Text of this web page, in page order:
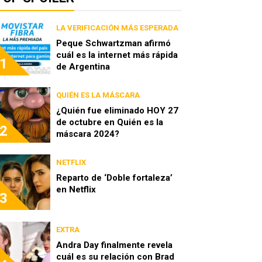
1
LA VERIFICACIÓN MÁS ESPERADA
Peque Schwartzman afirmó
cuál es la internet más rápida
de Argentina
2
QUIÉN ES LA MÁSCARA
¿Quién fue eliminado HOY 27
de octubre en Quién es la
máscara 2024?
3
NETFLIX
Reparto de ‘Doble fortaleza’
en Netflix
EXTRA
Andra Day finalmente revela
cuál es su relación con Brad